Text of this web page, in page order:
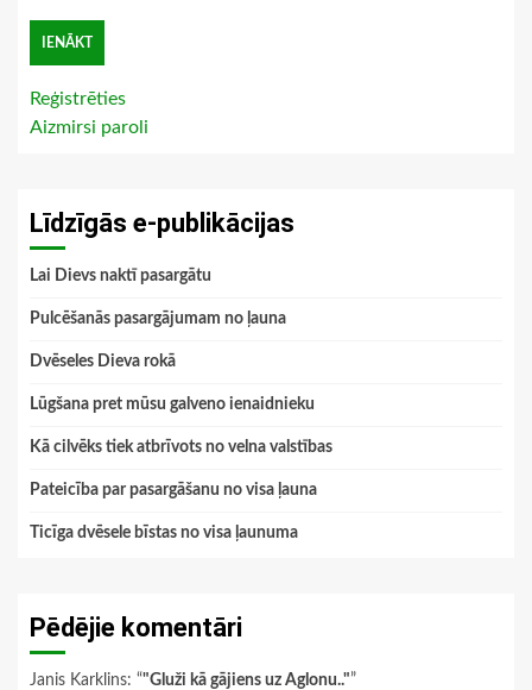
Reģistrēties
Aizmirsi paroli
Līdzīgās e-publikācijas
Lai Dievs naktī pasargātu
Pulcēšanās pasargājumam no ļauna
Dvēseles Dieva rokā
Lūgšana pret mūsu galveno ienaidnieku
Kā cilvēks tiek atbrīvots no velna valstības
Pateicība par pasargāšanu no visa ļauna
Ticīga dvēsele bīstas no visa ļaunuma
Pēdējie komentāri
Janis Karklins: “"Gluži kā gājiens uz Aglonu.."”